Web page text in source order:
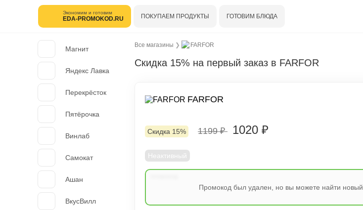
Экономим и готовим
EDA-PROMOKOD.RU ПОКУПАЕМ ПРОДУКТЫ ГОТОВИМ БЛЮДА
Магнит
Яндекс Лавка
Перекрёсток
Пятёрочка
Винлаб
Самокат
Ашан
ВкусВилл
Все магазины ❯ FARFOR
Скидка 15% на первый заказ в FARFOR
FARFOR
Скидка 15% 1199 ₽ 1020 ₽
Неактивный
Промокод был удален, но вы можете найти новый